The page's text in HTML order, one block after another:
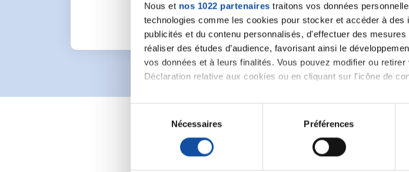
Nous et nos 1022 partenaires traitons vos données
technologies comme les cookies pour stocker et accéder à des
publicités et du contenu personnalisés, d'effectuer des
réaliser des études d’audience, favorisant ainsi le
vos données et à leurs finalités. Vous pouvez modifier ou
Déclaration relative aux cookies ou en cliquant sur l'icône de
Si vous le permettez, nous aimerions également :
Collecter des informations sur votre localisation
digitales).
Pour en savoir plus sur le traitement de vos données
Nécessaires Préférences
Se connecter